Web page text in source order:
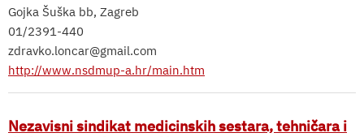
Gojka Šuška bb, Zagreb
01/2391-440
zdravko.loncar@gmail.com
http://www.nsdmup-a.hr/main.htm
Nezavisni sindikat medicinskih sestara, tehničara i